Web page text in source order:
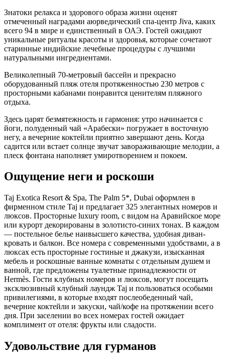
Знатоки релакса и здорового образа жизни оценят
отмеченный наградами аюрведический спа-центр Jiva, каких
всего 94 в мире и единственный в ОАЭ. Гостей ожидают
уникальные ритуалы красоты и здоровья, которые сочетают
старинные индийские лечебные процедуры с лучшими
натуральными ингредиентами.
Великолепный 70-метровый бассейн и прекрасно
оборудованный пляж отеля протяженностью 230 метров с
просторными кабанами понравится ценителям пляжного
отдыха.
Здесь царят безмятежность и гармония: утро начинается с
йоги, полуденный чай «Арабески» погружает в восточную
негу, а вечерние коктейли приятно завершают день. Когда
садится или встает солнце звучат завораживающие мелодии, а
плеск фонтана наполняет умиротворением и покоем.
Ощущение неги и роскоши
Taj Exotica Resort & Spa, The Palm 5*, Dubai оформлен в
фирменном стиле Taj и предлагает 325 элегантных номеров и
люксов. Просторные luxury room, с видом на Аравийское море
или курорт декорированы в золотисто-синих тонах. В каждом
— постельное белье наивысшего качества, удобная диван-
кровать и балкон. Все номера с современными удобствами, а в
люксах есть просторные гостиные и джакузи, изысканная
мебель и роскошные ванные комнаты с отдельным душем и
ванной, где предложены туалетные принадлежности от
Hermès. Гости клубных номеров и люксов, могут посещать
эксклюзивный клубный лаундж Taj и пользоваться особыми
привилегиями, в которые входят послеобеденный чай,
вечерние коктейли и закуски, чай/кофе на протяжении всего
дня. При заселении во всех номерах гостей ожидает
комплимент от отеля: фрукты или сладости.
Удовольствие для гурманов